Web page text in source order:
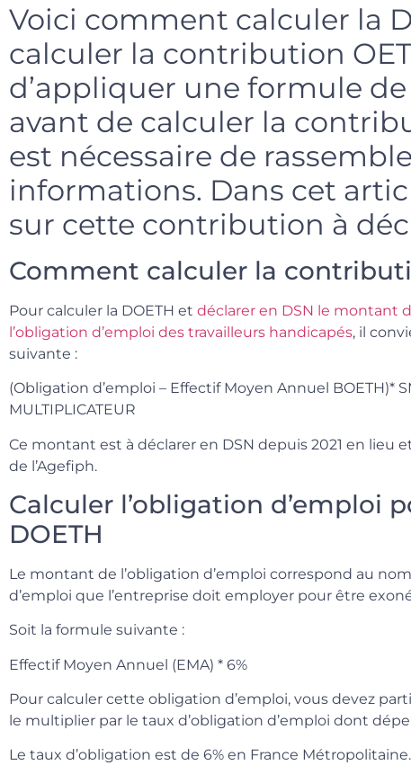
Voici comment calculer la
calculer la contribution
d’appliquer une formule
avant de calculer la
est nécessaire de
informations. Dans cet
sur cette contribution à
Comment calculer la
Pour calculer la DOETH et déclarer en DSN le montant
l’obligation d’emploi des travailleurs handicapés, il
suivante :
(Obligation d’emploi – Effectif Moyen Annuel BOETH)*
MULTIPLICATEUR
Ce montant est à déclarer en DSN depuis 2021 en lieu
de l’Agefiph.
Calculer l’obligation d’emploi
DOETH
Le montant de l’obligation d’emploi correspond au
d’emploi que l’entreprise doit employer pour être
Soit la formule suivante :
Effectif Moyen Annuel (EMA) * 6%
Pour calculer cette obligation d’emploi, vous devez
le multiplier par le taux d’obligation d’emploi dont
Le taux d’obligation est de 6% en France Métropolitaine.